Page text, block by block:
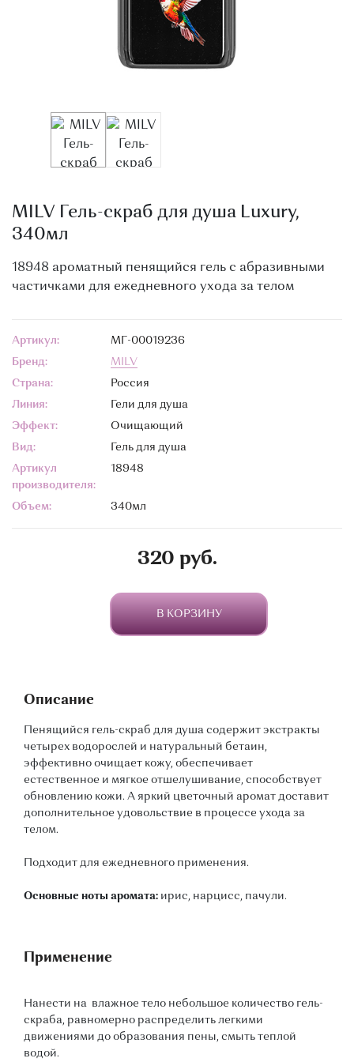
MILV Гель-скраб для душа Luxury,
340мл
18948 ароматный пенящийся гель с абразивными
частичками для ежедневного ухода за телом
Артикул:
МГ-00019236
Бренд:
MILV
Страна:
Россия
Линия:
Гели для душа
Эффект:
Очищающий
Вид:
Гель для душа
Артикул
производителя:
18948
Объем: 340мл
320 руб.
В КОРЗИНУ
Описание
Пенящийся гель-скраб для душа содержит экстракты
четырех водорослей и натуральный бетаин,
эффективно очищает кожу, обеспечивает
естественное и мягкое отшелушивание, способствует
обновлению кожи. А яркий цветочный аромат доставит
дополнительное удовольствие в процессе ухода за
телом.
Подходит для ежедневного применения.
Основные ноты аромата: ирис, нарцисс, пачули.
Применение
Нанести на влажное тело небольшое количество гель-
скраба, равномерно распределить легкими
движениями до образования пены, смыть теплой
водой.